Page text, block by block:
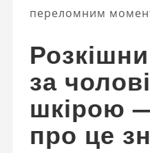
переломним
за
шкірою
про це